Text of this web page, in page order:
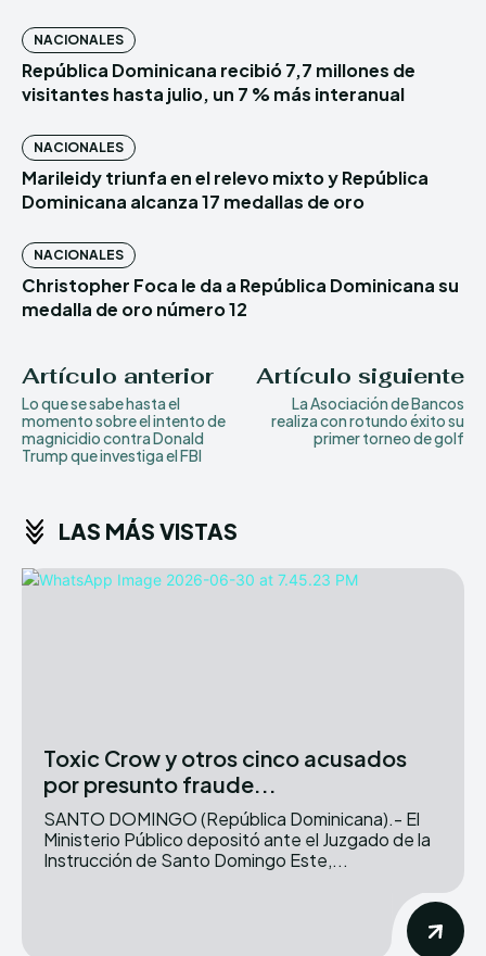
NACIONALES
República Dominicana recibió 7,7 millones de
visitantes hasta julio, un 7 % más interanual
NACIONALES
Marileidy triunfa en el relevo mixto y República
Dominicana alcanza 17 medallas de oro
NACIONALES
Christopher Foca le da a República Dominicana su
medalla de oro número 12
Artículo anterior
Lo que se sabe hasta el
momento sobre el intento de
magnicidio contra Donald
Trump que investiga el FBI
Artículo siguiente
La Asociación de Bancos
realiza con rotundo éxito su
primer torneo de golf
LAS MÁS VISTAS
Toxic Crow y otros cinco acusados
por presunto fraude...
SANTO DOMINGO (República Dominicana).- El
Ministerio Público depositó ante el Juzgado de la
Instrucción de Santo Domingo Este,...